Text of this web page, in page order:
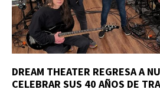
DREAM THEATER REGRESA A
CELEBRAR SUS 40 AÑOS DE